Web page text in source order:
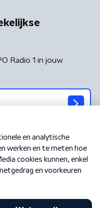
Radio 1 in jouw